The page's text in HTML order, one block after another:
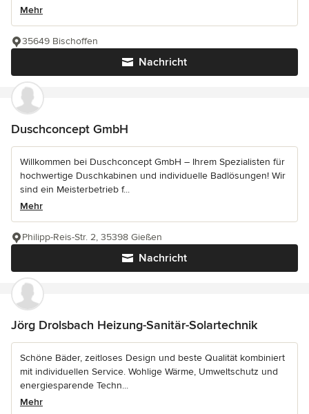
Mehr
Nachricht
35649 Bischoffen
Duschconcept GmbH
Willkommen bei Duschconcept GmbH – Ihrem Spezialisten für
hochwertige Duschkabinen und individuelle Badlösungen! Wir
sind ein Meisterbetrieb f...
Mehr
Nachricht
Philipp-Reis-Str. 2, 35398 Gießen
Jörg Drolsbach Heizung-Sanitär-Solartechnik
Schöne Bäder, zeitloses Design und beste Qualität kombiniert
mit individuellen Service. Wohlige Wärme, Umweltschutz und
energiesparende Techn...
Mehr